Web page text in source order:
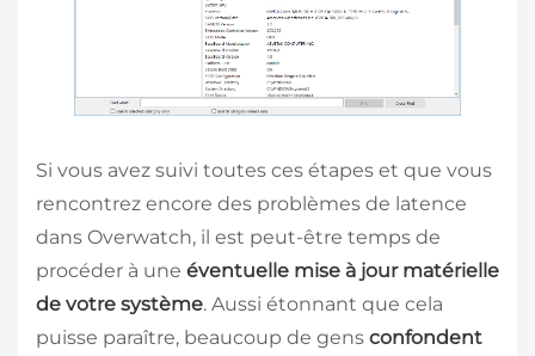
Si vous avez suivi toutes ces étapes et que vous
rencontrez encore des problèmes de latence
dans Overwatch, il est peut-être temps de
procéder à une éventuelle mise à jour matérielle
de votre système. Aussi étonnant que cela
puisse paraître, beaucoup de gens confondent